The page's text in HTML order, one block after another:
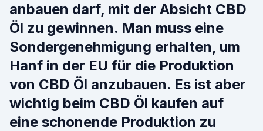
anbauen darf, mit der Absicht CBD
Öl zu gewinnen. Man muss eine
Sondergenehmigung erhalten, um
Hanf in der EU für die Produktion
von CBD Öl anzubauen. Es ist aber
wichtig beim CBD Öl kaufen auf
eine schonende Produktion zu